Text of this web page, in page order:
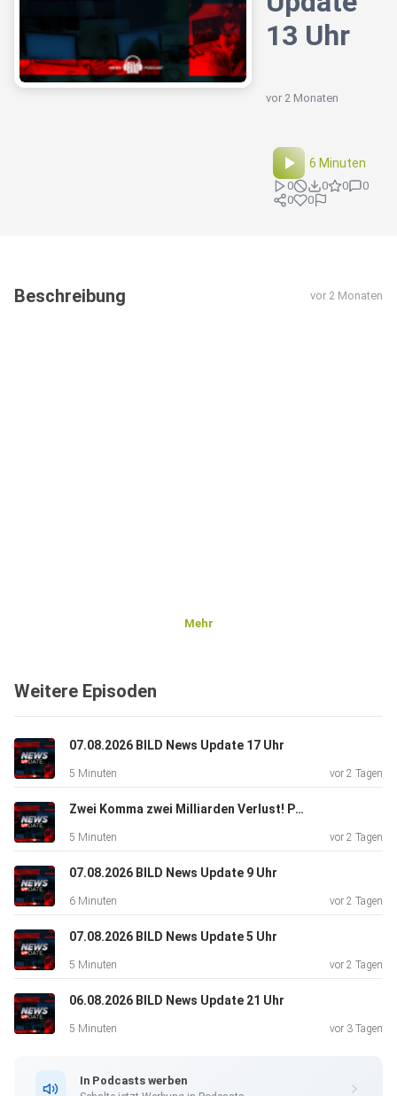
13 Uhr
vor 2 Monaten
6 Minuten
0 0 0
0
0
0
Beschreibung vor 2 Monaten
Mehr
Weitere Episoden
07.08.2026 BILD News Update 17 Uhr
5 Minuten vor 2 Tagen
Zwei Komma zwei Milliarden Verlust! Porsche macht Druck auf VW | BILD News Update 13 Uhr
5 Minuten vor 2 Tagen
07.08.2026 BILD News Update 9 Uhr
6 Minuten vor 2 Tagen
07.08.2026 BILD News Update 5 Uhr
5 Minuten vor 2 Tagen
06.08.2026 BILD News Update 21 Uhr
5 Minuten vor 3 Tagen
In Podcasts werben